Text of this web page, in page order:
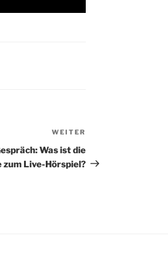
Beitrag
WEITER
Was ist die
zum Live-Hörspiel?